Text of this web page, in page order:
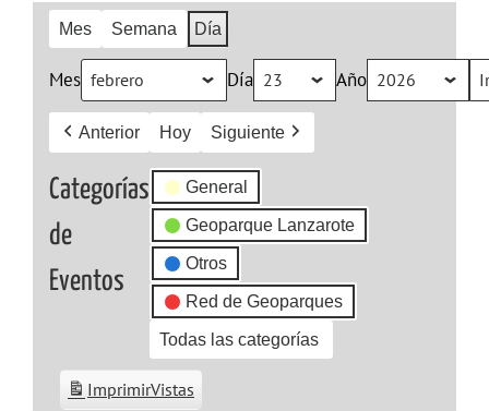
Mes Semana Día
Mes Día Año
Anterior Hoy Siguiente
Categorías
de
Eventos
General
Geoparque Lanzarote
Otros
Red de Geoparques
Todas las categorías
ImprimirVistas